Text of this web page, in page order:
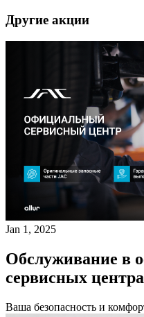
Другие акции
Jan 1, 2025
Обслуживание в
сервисных
Ваша безопасность и